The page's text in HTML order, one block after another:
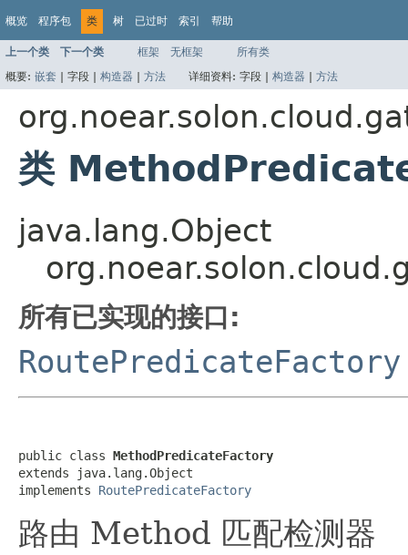
概览 程序包 类 树 已过时 索引 帮助
上一个类 下一个类 框架 无框架
所有类
概要: 嵌套 | 字段 | 构造器 | 方法 详细资料: 字段 | 构造器 | 方法
类
java.lang.Object
所有已实现的接口:
RoutePredicateFactory
public class MethodPredicateFactory
extends java.lang.Object
implements RoutePredicateFactory
路由 Method 匹配检测器